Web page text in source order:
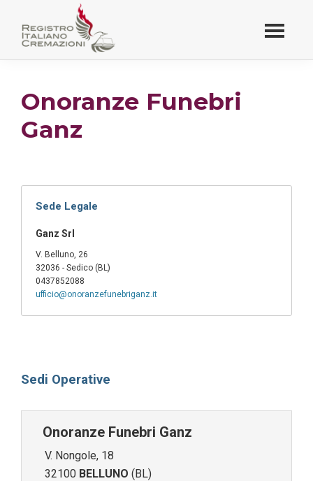
contenuto
principaleRegistro Italiano
Onoranze Funebri
Ganz
Sede Legale
Ganz Srl
V. Belluno, 26
32036 - Sedico (BL)
0437852088
ufficio@onoranzefunebriganz.it
Sedi Operative
Onoranze Funebri Ganz
V. Nongole, 18
32100 BELLUNO (BL)